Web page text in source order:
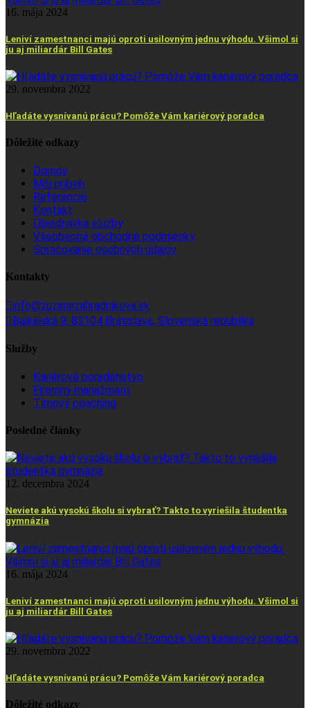
16. mája 2024
Leniví zamestnanci majú oproti usilovným jednu výhodu. Všimol si
ju aj miliardár Bill Gates
29. novembra 2022
Hľadáte vysnívanú prácu? Pomôže Vám kariérový poradca
Dôležité odkazy
Domov
Môj príbeh
Referencie
Kontakt
Objednávka služby
Všeobecné obchodné podmienky
Spracovanie osobných údajov
Kontakty
info@zuzanazahradnikova.sk
Bajkalská 9, 83104 Bratislava, Slovenská republika
Služby
Kariérové poradenstvo
Firemný manažment
Tímový coaching
Posledné články
12. decembra 2024
Neviete akú vysokú školu si vybrať? Takto to vyriešila študentka
gymnázia
16. mája 2024
Leniví zamestnanci majú oproti usilovným jednu výhodu. Všimol si
ju aj miliardár Bill Gates
29. novembra 2022
Hľadáte vysnívanú prácu? Pomôže Vám kariérový poradca
Dôležité odkazy